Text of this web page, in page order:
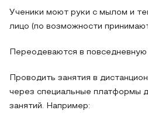
Ученики моют руки с мылом и
лицо (по возможности
Переодеваются в
Проводить занятия в
через специальные платформы
занятий. Например: